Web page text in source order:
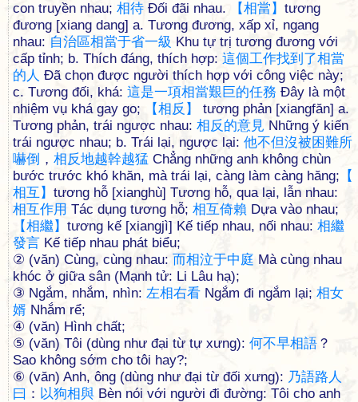
con truyền nhau; 相待 Đối đãi nhau. 【相當 】 tương
đương [xiang dang] a. Tương đương, xấp xỉ, ngang
nhau: 自治區相當于省一級 Khu tự trị tương đương với
cấp tỉnh; b. Thích đáng, thích hợp: 這個工作找到 了相當
的 人 Đã chọn được người thích hợp với công việc này;
c. Tương đối, khá: 這是一項相當艱巨的任務 Đây là một
nhiệm vụ khá gay go;
【相反 】
tương phản [xiangfăn] a.
Tương phản, trái ngược nhau: 相反的意見 Những ý kiến
trái ngược nhau; b. Trái lại, ngược lại: 他不但沒被困難所
嚇倒 ， 相反地越幹越猛 Chẳng những anh không chùn
bước trước khó khăn, mà trái lại, càng làm càng hăng; 【
相互 】 tương hỗ [xianghù] Tương hỗ, qua lại, lẫn nhau:
相互作用 Tác dụng tương hỗ; 相互倚賴 Dựa vào nhau;
【相繼】 tương kế [xiangjì] Kế tiếp nhau, nối nhau: 相繼
發言 Kế tiếp nhau phát biểu;
② (văn) Cùng, cùng nhau: 而相泣于中庭 Mà cùng nhau
khóc ở giữa sân (Mạnh tử: Li Lâu hạ);
③ Ngắm, nhắm, nhìn: 左相右看 Ngắm đi ngắm lại; 相女
婿 Nhắm rể;
④ (văn) Hình chất;
⑤ (văn) Tôi (dùng như đại từ tự xưng): 何不早相語 ？
Sao không sớm cho tôi hay?;
⑥ (văn) Anh, ông (dùng như đại từ đối xưng): 乃語路 人
曰 ： 以狗相與 Bèn nói với người đi đường: Tôi cho anh